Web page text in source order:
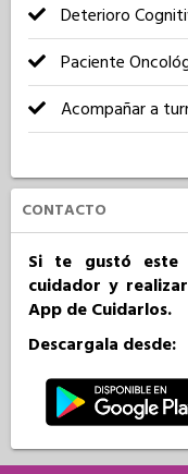
Deterioro
Paciente
Acompañar a
CONTACTO
Si te gustó este
cuidador y
App de Cuidarlos.
Descargala desde: